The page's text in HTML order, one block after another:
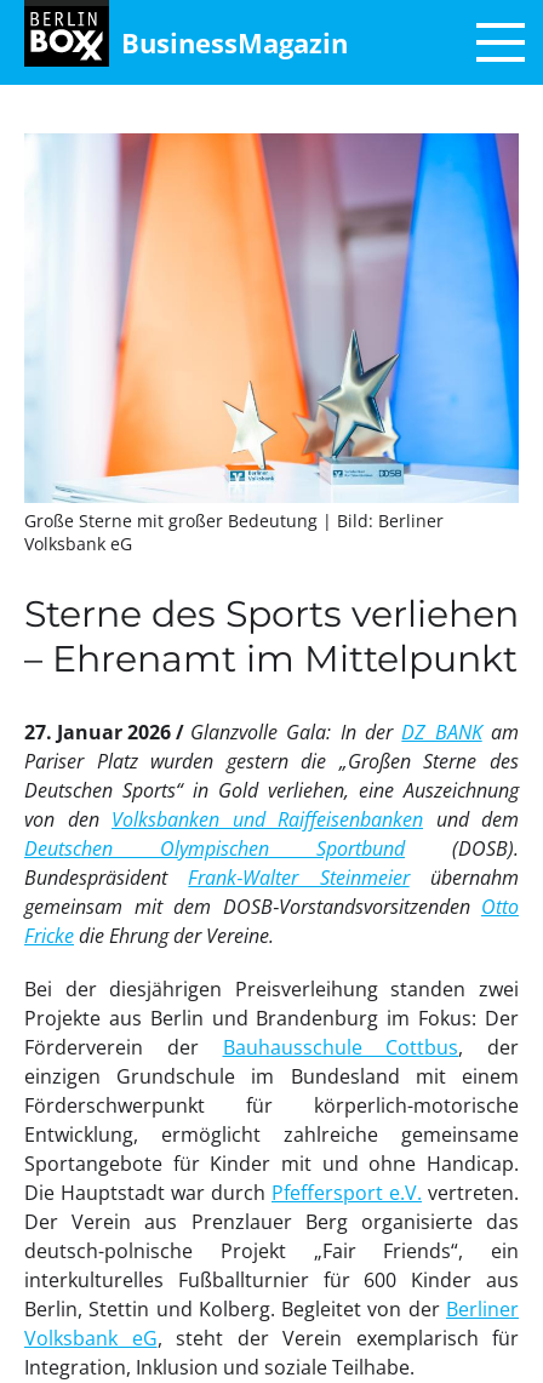
BusinessMagazin
Große Sterne mit großer Bedeutung | Bild: Berliner
Volksbank eG
Sterne des Sports verliehen
– Ehrenamt im Mittelpunkt
27. Januar 2026 Glanzvolle Gala: In derDZ BANKam
Pariser Platz wurden gestern die „Großen Sterne des
Deutschen Sports“ in Gold verliehen, eine Auszeichnung
von den Volksbanken und Raiffeisenbanken und dem
Deutschen Olympischen Sportbund(DOSB).
BundespräsidentFrank‑Walter Steinmeierübernahm
gemeinsam mit dem DOSB‑Vorstandsvorsitzenden Otto
Frickedie Ehrung der Vereine.
Bei der diesjährigen Preisverleihung standen zwei
Projekte aus Berlin und Brandenburg im Fokus: Der
Förderverein der Bauhausschule Cottbus, der
einzigen Grundschule im Bundesland mit einem
Förderschwerpunkt für körperlich-motorische
Entwicklung, ermöglicht zahlreiche gemeinsame
Sportangebote für Kinder mit und ohne Handicap.
Die Hauptstadt war durch Pfeffersport e.V. vertreten.
Der Verein aus Prenzlauer Berg organisierte das
deutsch-polnische Projekt „Fair Friends“, ein
interkulturelles Fußballturnier für 600 Kinder aus
Berlin, Stettin und Kolberg. Begleitet von der Berliner
Volksbank eG, steht der Verein exemplarisch für
Integration, Inklusion und soziale Teilhabe.